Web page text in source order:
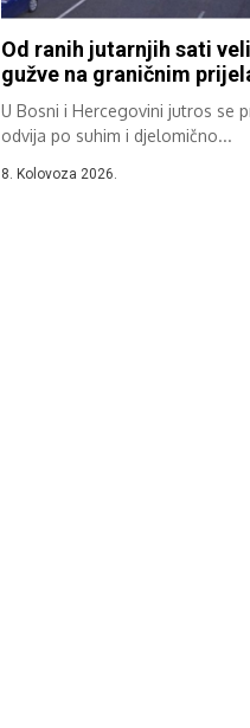
Od ranih jutarnjih sati
gužve na graničnim
U Bosni i Hercegovini jutros se
odvija po suhim i djelomično...
8. Kolovoza 2026.